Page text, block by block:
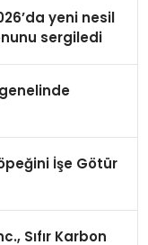
yeni nesil
sergiledi
İşe Götür
Sıfır Karbon